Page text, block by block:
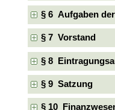
§ 6 Aufgaben
§ 7 Vorstand
§ 8
§ 9 Satzung
§ 10